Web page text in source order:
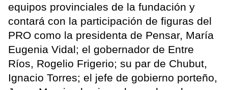
equipos provinciales de la fundación y
contará con la participación de figuras del
PRO como la presidenta de Pensar, María
Eugenia Vidal; el gobernador de Entre
Ríos, Rogelio Frigerio; su par de Chubut,
Ignacio Torres; el jefe de gobierno porteño,